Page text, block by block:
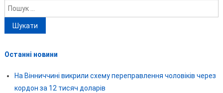
Пошук:
Останні новини
На Вінниччині викрили схему переправлення чоловіків через
кордон за 12 тисяч доларів